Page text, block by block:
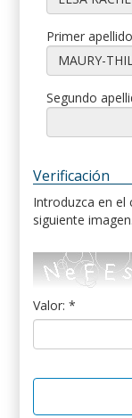
Primer
Segundo
Verificación
Introduzca en el
siguiente imagen.
Valor: *